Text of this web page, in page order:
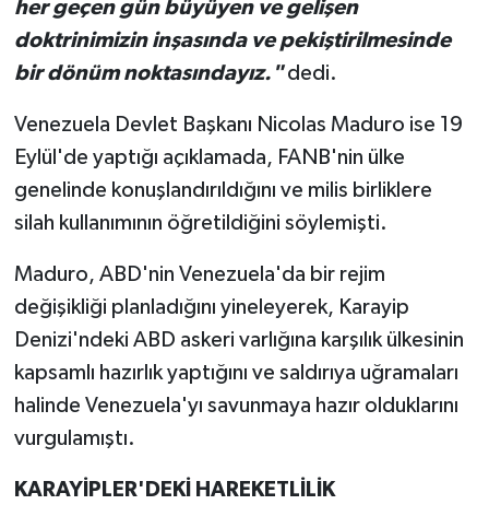
her geçen gün büyüyen ve gelişen
doktrinimizin inşasında ve pekiştirilmesinde
bir dönüm noktasındayız."dedi.
Venezuela Devlet Başkanı Nicolas Maduro ise 19
Eylül'de yaptığı açıklamada, FANB'nin ülke
genelinde konuşlandırıldığını ve milis birliklere
silah kullanımının öğretildiğini söylemişti.
Maduro, ABD'nin Venezuela'da bir rejim
değişikliği planladığını yineleyerek, Karayip
Denizi'ndeki ABD askeri varlığına karşılık ülkesinin
kapsamlı hazırlık yaptığını ve saldırıya uğramaları
halinde Venezuela'yı savunmaya hazır olduklarını
vurgulamıştı.
KARAYİPLER'DEKİ HAREKETLİLİK